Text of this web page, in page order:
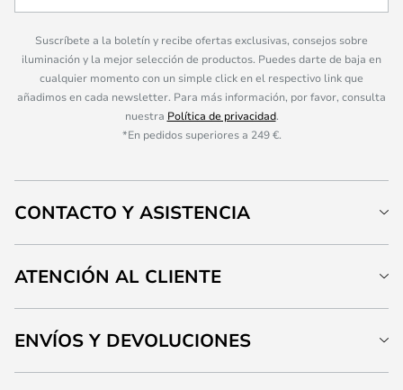
Suscríbete a la boletín y recibe ofertas exclusivas, consejos sobre
iluminación y la mejor selección de productos. Puedes darte de baja en
cualquier momento con un simple click en el respectivo link que
añadimos en cada newsletter. Para más información, por favor, consulta
nuestra Política de privacidad.
*En pedidos superiores a 249 €.
CONTACTO Y ASISTENCIA
ATENCIÓN AL CLIENTE
ENVÍOS Y DEVOLUCIONES